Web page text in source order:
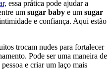
essa prática pode ajudar a
um sugar baby e um sugar
e confiança. Aqui estão
trocam nudes para fortalecer
Pode ser uma maneira de
e criar um laço mais